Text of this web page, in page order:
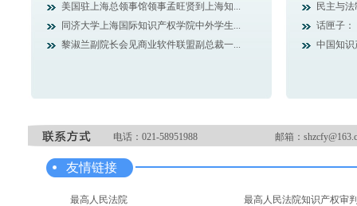
美国驻上海总领事馆领事孟旺贤到上海知...
同济大学上海国际知识产权学院中外学生...
黎淑兰副院长会见商业软件联盟副总裁一...
民主与
话匣子：
中国知识
电话：021-58951988 邮箱：
友情链接
最高人民法院
最高人民法院知识产权审